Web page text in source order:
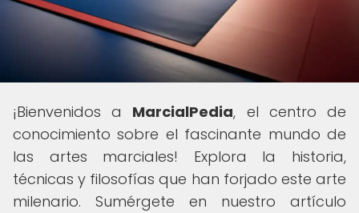
¡Bienvenidos a MarcialPedia, el centro de
conocimiento sobre el fascinante mundo de
las artes marciales! Explora la historia,
técnicas y filosofías que han forjado este arte
milenario. Sumérgete en nuestro artículo